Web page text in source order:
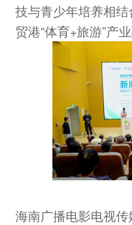
技与青少年培养相
贸港“体育+旅游”产
海南广播电影电视